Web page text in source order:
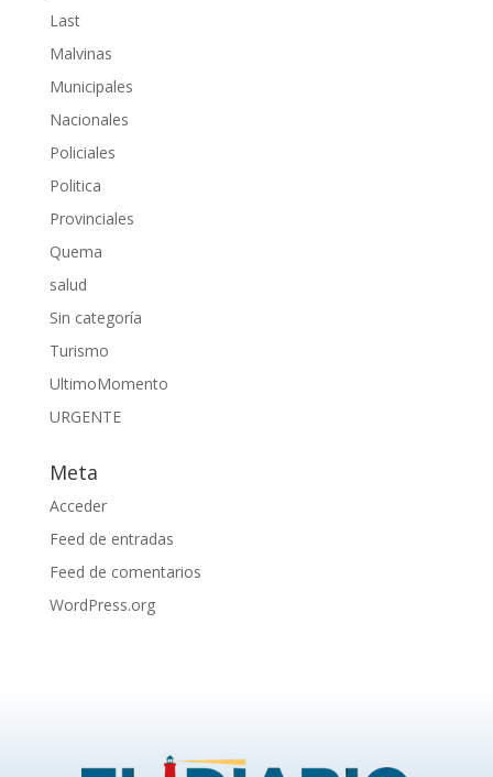
Last
Malvinas
Municipales
Nacionales
Policiales
Politica
Provinciales
Quema
salud
Sin categoría
Turismo
UltimoMomento
URGENTE
Meta
Acceder
Feed de entradas
Feed de comentarios
WordPress.org